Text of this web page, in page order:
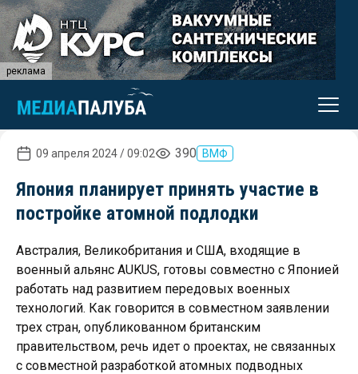
реклама
09 апреля 2024 / 09:02 390 ВМФ
Япония планирует принять участие в
постройке атомной подлодки
Австралия, Великобритания и США, входящие в
военный альянс AUKUS, готовы совместно с Японией
работать над развитием передовых военных
технологий. Как говорится в совместном заявлении
трех стран, опубликованном британским
правительством, речь идет о проектах, не связанных
с совместной разработкой атомных подводных